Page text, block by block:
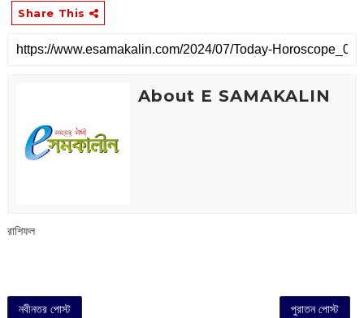
Share This
About E SAMAKALIN
রাশিফল
নবীনতর পোস্ট পুরাতন পোস্ট